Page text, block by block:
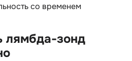
со временем
лямбда-зонд